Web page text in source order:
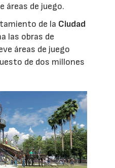
áreas de juego.
de la Ciudad
las obras de
áreas de juego
de dos millones